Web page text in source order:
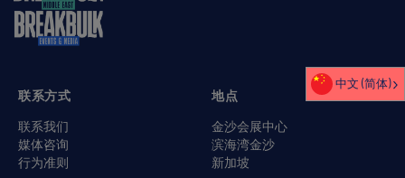
地点
金沙会展中心
滨海湾金沙
新加坡
联系方式
联系我们
媒体咨询
行为准则
中文 (简体)